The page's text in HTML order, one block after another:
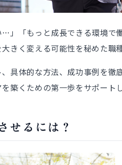
」「もっと成長できる環境で
きく変える可能性を秘めた職
具体的な方法、成功事例を徹
築くための第一歩をサポート
せるには？